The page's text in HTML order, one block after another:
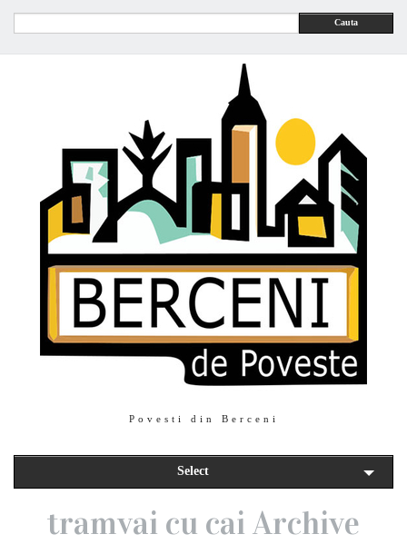
Cauta
Povesti din Berceni
Select
tramvai cu cai Archive